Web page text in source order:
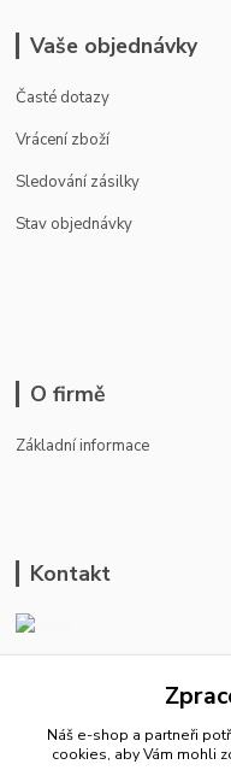
Vaše objednávky
Časté dotazy
Vrácení zboží
Sledování zásilky
Stav objednávky
O firmě
Základní informace
Kontakt
+420 799 500 769
pracovní dny 8-11hod.,13-
Náš e-shop a partneři
cookies, aby Vám mohli